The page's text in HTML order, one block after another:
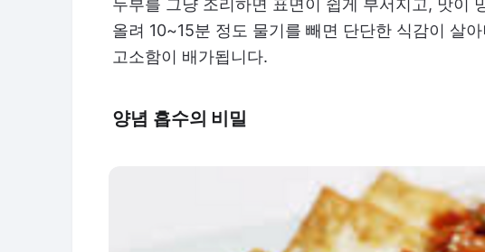
두부를 그냥 조리하면 표면이 쉽게 부서지고, 맛이
올려 10~15분 정도 물기를 빼면 단단한 식감이 살
고소함이 배가됩니다.
양념 흡수의 비밀